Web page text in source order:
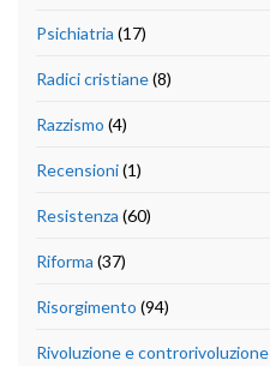
Psichiatria (17)
Radici cristiane(8)
Razzismo (4)
Recensioni(1)
Resistenza (60)
Riforma (37)
Risorgimento (94)
Rivoluzione e controrivoluzione